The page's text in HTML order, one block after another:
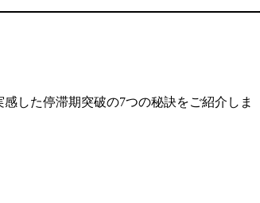
した停滞期突破の7つの秘訣をご紹介しま